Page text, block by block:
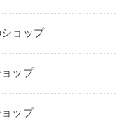
ョップ
ップ
ップ